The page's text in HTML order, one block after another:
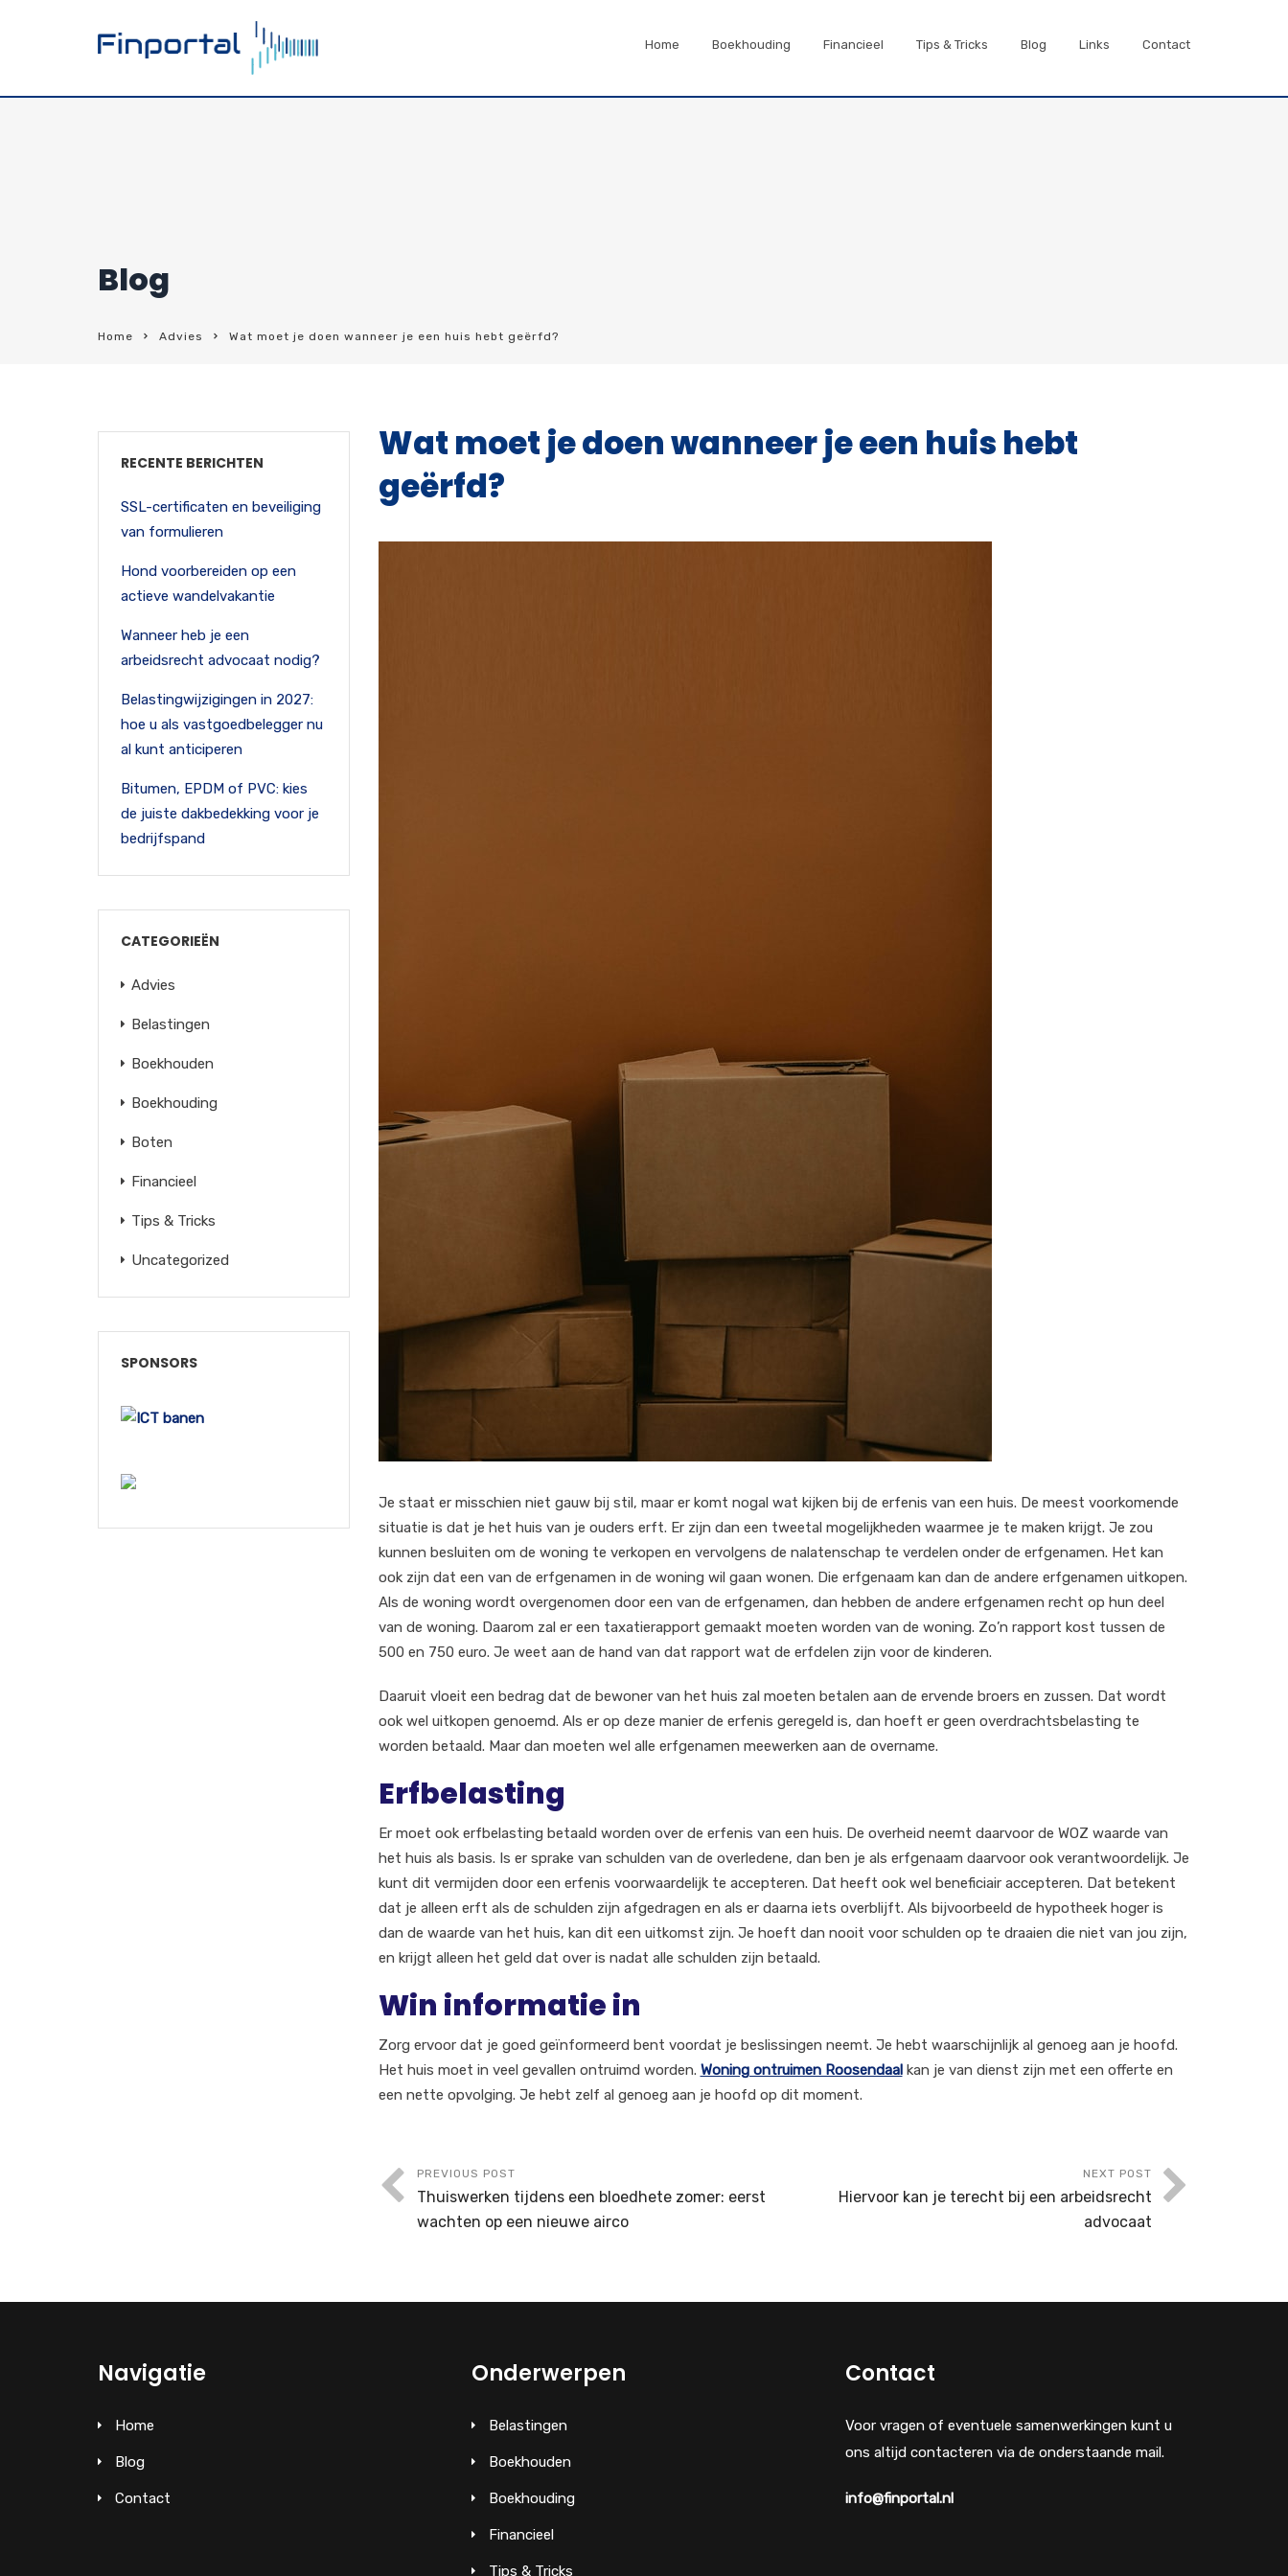
Home Boekhouding Financieel Tips & Tricks Blog Links Contact
Blog
Home Advies Wat moet je doen wanneer je een huis hebt geërfd?
Wat moet je doen wanneer je een huis hebt
geërfd?
Je staat er misschien niet gauw bij stil, maar er komt nogal wat kijken bij de erfenis van een huis. De meest voorkomende
situatie is dat je het huis van je ouders erft. Er zijn dan een tweetal mogelijkheden waarmee je te maken krijgt. Je zou
kunnen besluiten om de woning te verkopen en vervolgens de nalatenschap te verdelen onder de erfgenamen. Het kan
ook zijn dat een van de erfgenamen in de woning wil gaan wonen. Die erfgenaam kan dan de andere erfgenamen uitkopen.
Als de woning wordt overgenomen door een van de erfgenamen, dan hebben de andere erfgenamen recht op hun deel
van de woning. Daarom zal er een taxatierapport gemaakt moeten worden van de woning. Zo’n rapport kost tussen de
500 en 750 euro. Je weet aan de hand van dat rapport wat de erfdelen zijn voor de kinderen.
Daaruit vloeit een bedrag dat de bewoner van het huis zal moeten betalen aan de ervende broers en zussen. Dat wordt
ook wel uitkopen genoemd. Als er op deze manier de erfenis geregeld is, dan hoeft er geen overdrachtsbelasting te
worden betaald. Maar dan moeten wel alle erfgenamen meewerken aan de overname.
Erfbelasting
Er moet ook erfbelasting betaald worden over de erfenis van een huis. De overheid neemt daarvoor de WOZ waarde van
het huis als basis. Is er sprake van schulden van de overledene, dan ben je als erfgenaam daarvoor ook verantwoordelijk. Je
kunt dit vermijden door een erfenis voorwaardelijk te accepteren. Dat heeft ook wel beneficiair accepteren. Dat betekent
dat je alleen erft als de schulden zijn afgedragen en als er daarna iets overblijft. Als bijvoorbeeld de hypotheek hoger is
dan de waarde van het huis, kan dit een uitkomst zijn. Je hoeft dan nooit voor schulden op te draaien die niet van jou zijn,
en krijgt alleen het geld dat over is nadat alle schulden zijn betaald.
Win informatie in
Zorg ervoor dat je goed geïnformeerd bent voordat je beslissingen neemt. Je hebt waarschijnlijk al genoeg aan je hoofd.
Het huis moet in veel gevallen ontruimd worden. Woning ontruimen Roosendaalkan je van dienst zijn met een offerte en
een nette opvolging. Je hebt zelf al genoeg aan je hoofd op dit moment.
PREVIOUS POST
Thuiswerken tijdens een bloedhete zomer: eerst
wachten op een nieuwe airco
NEXT POST
Hiervoor kan je terecht bij een arbeidsrecht
advocaat
RECENTE BERICHTEN
SSL-certificaten en beveiliging
van formulieren
Hond voorbereiden op een
actieve wandelvakantie
Wanneer heb je een
arbeidsrecht advocaat nodig?
Belastingwijzigingen in 2027:
hoe u als vastgoedbelegger nu
al kunt anticiperen
Bitumen, EPDM of PVC: kies
de juiste dakbedekking voor je
bedrijfspand
CATEGORIEËN
Advies
Belastingen
Boekhouden
Boekhouding
Boten
Financieel
Tips & Tricks
Uncategorized
SPONSORS
Navigatie
Home
Blog
Contact
Onderwerpen
Belastingen
Boekhouden
Boekhouding
Financieel
Tips & Tricks
Contact
Voor vragen of eventuele samenwerkingen kunt u
ons altijd contacteren via de onderstaande mail.
info@finportal.nl